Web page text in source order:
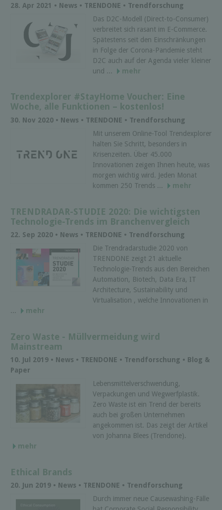
28. Apr 2021 • News • TRENDONE • Trendforschung
Das D2C-Modell (Direct-to-Consumer)
verbreitet sich rasant im E-Commerce.
Spätestens seit den Einschränkungen
in Folge der Corona-Pandemie steht
D2C auch auf der Agenda vieler kleiner
und ...
mehr
Trendexplorer #StayHome Voucher: Eine
Woche, alle Funktionen – kostenlos!
30. Nov 2020 • News • TRENDONE • Trendforschung
Mit unserem Online-Tool Trendexplorer
halten Sie Schritt, besonders in
Krisenzeiten. Über 45.000
Innovationen zeigen Ihnen heute, was
morgen wichtig wird. Jeden Monat
kommen 250 Trends ...
mehr
TRENDRADAR-STUDIE 2020: Die wichtigsten
Technologie-Trends im Branchenvergleich
22. Sep 2020 • News • TRENDONE • Trendforschung
Die Trendradarstudie 2020 von
TRENDONE zeigt 21 aktuelle
Technologie-Trends aus den Bereichen
Automation, Biotech, Data Era, IT
Architecture, Sustainability und
Virtualisation , welche Innovationen in
...
mehr
Zero Waste - Müllvermeidung wird
Mainstream
10. Jul 2019 • News • TRENDONE • Trendforschung • Blog &
Paper
Lebensmittelverschwendung,
Verpackungen und Wegwerfplastik.
Zero Waste ist ein Trend der bereits
auch bei großen Unternehmen
angekommen ist. Das zeigt der Artikel
von Johanna Blees (Trendone).
mehr
Ethical Brands
20. Jun 2019 • News • TRENDONE • Trendforschung
Durch immer neue Causewashing-Fälle